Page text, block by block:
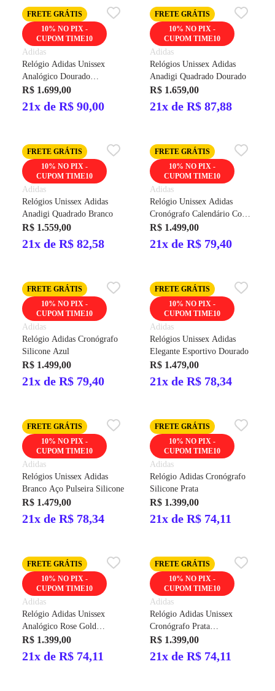
FRETE GRÁTIS
10% NO PIX -
CUPOM TIME10
Adidas
Relógio Adidas Unissex
Analógico Dourado
AOFH23002
R$ 1.699,00
21x de R$ 90,00
FRETE GRÁTIS
10% NO PIX -
CUPOM TIME10
Adidas
Relógios Unissex Adidas
Anadigi Quadrado Dourado
R$ 1.659,00
21x de R$ 87,88
FRETE GRÁTIS
10% NO PIX -
CUPOM TIME10
Adidas
Relógios Unissex Adidas
Anadigi Quadrado Branco
R$ 1.559,00
21x de R$ 82,58
FRETE GRÁTIS
10% NO PIX -
CUPOM TIME10
Adidas
Relógio Unissex Adidas
Cronógrafo Calendário Code
One Aço Cinza
R$ 1.499,00
21x de R$ 79,40
FRETE GRÁTIS
10% NO PIX -
CUPOM TIME10
Adidas
Relógio Adidas Cronógrafo
Silicone Azul
R$ 1.499,00
21x de R$ 79,40
FRETE GRÁTIS
10% NO PIX -
CUPOM TIME10
Adidas
Relógios Unissex Adidas
Elegante Esportivo Dourado
R$ 1.479,00
21x de R$ 78,34
FRETE GRÁTIS
10% NO PIX -
CUPOM TIME10
Adidas
Relógios Unissex Adidas
Branco Aço Pulseira Silicone
R$ 1.479,00
21x de R$ 78,34
FRETE GRÁTIS
10% NO PIX -
CUPOM TIME10
Adidas
Relógio Adidas Cronógrafo
Silicone Prata
R$ 1.399,00
21x de R$ 74,11
FRETE GRÁTIS
10% NO PIX -
CUPOM TIME10
Adidas
Relógio Adidas Unissex
Analógico Rose Gold
AOFH23009
R$ 1.399,00
21x de R$ 74,11
FRETE GRÁTIS
10% NO PIX -
CUPOM TIME10
Adidas
Relógio Adidas Unissex
Cronógrafo Prata
AOFH23505
R$ 1.399,00
21x de R$ 74,11